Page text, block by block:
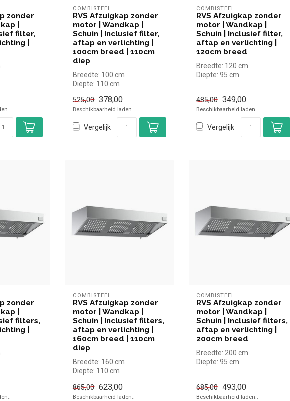
zonder
|
filter,
|
COMBISTEEL
RVS Afzuigkap zonder
motor | Wandkap |
Schuin | Inclusief filter,
aftap en verlichting |
100cm breed | 110cm
diep
Breedte: 100 cm
Diepte: 110 cm
525,00 378,00
Beschikbaarheid laden..
Vergelijk
COMBISTEEL
RVS Afzuigkap zonder
motor | Wandkap |
Schuin | Inclusief filter,
aftap en verlichting |
120cm breed
Breedte: 120 cm
Diepte: 95 cm
485,00 349,00
Beschikbaarheid laden..
Vergelijk
zonder
|
filters,
|
COMBISTEEL
RVS Afzuigkap zonder
motor | Wandkap |
Schuin | Inclusief filters,
aftap en verlichting |
160cm breed | 110cm
diep
Breedte: 160 cm
Diepte: 110 cm
865,00 623,00
Beschikbaarheid laden..
COMBISTEEL
RVS Afzuigkap zonder
motor | Wandkap |
Schuin | Inclusief filters,
aftap en verlichting |
200cm breed
Breedte: 200 cm
Diepte: 95 cm
685,00 493,00
Beschikbaarheid laden..